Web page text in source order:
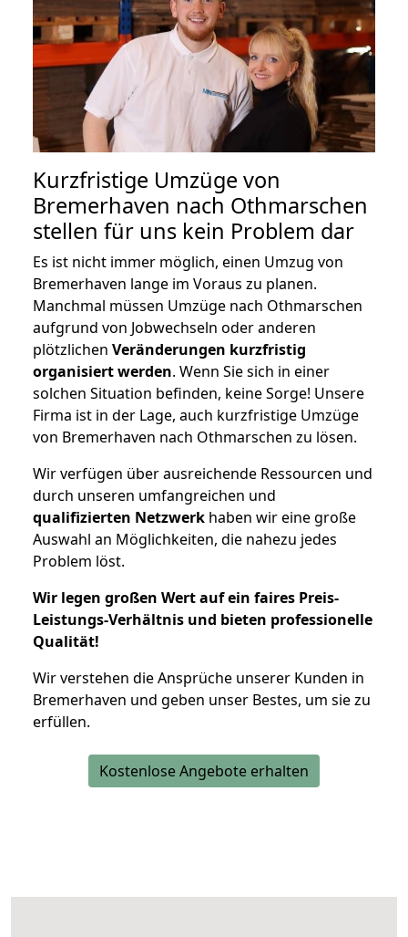
Kurzfristige Umzüge von
Bremerhaven nach Othmarschen
stellen für uns kein Problem dar
Es ist nicht immer möglich, einen Umzug von
Bremerhaven lange im Voraus zu planen.
Manchmal müssen Umzüge nach Othmarschen
aufgrund von Jobwechseln oder anderen
plötzlichen Veränderungen kurzfristig
organisiert werden. Wenn Sie sich in einer
solchen Situation befinden, keine Sorge! Unsere
Firma ist in der Lage, auch kurzfristige Umzüge
von Bremerhaven nach Othmarschen zu lösen.
Wir verfügen über ausreichende Ressourcen und
durch unseren umfangreichen und
qualifizierten Netzwerk haben wir eine große
Auswahl an Möglichkeiten, die nahezu jedes
Problem löst.
Wir legen großen Wert auf ein faires Preis-
Leistungs-Verhältnis und bieten professionelle
Qualität!
Wir verstehen die Ansprüche unserer Kunden in
Bremerhaven und geben unser Bestes, um sie zu
erfüllen.
Kostenlose Angebote erhalten